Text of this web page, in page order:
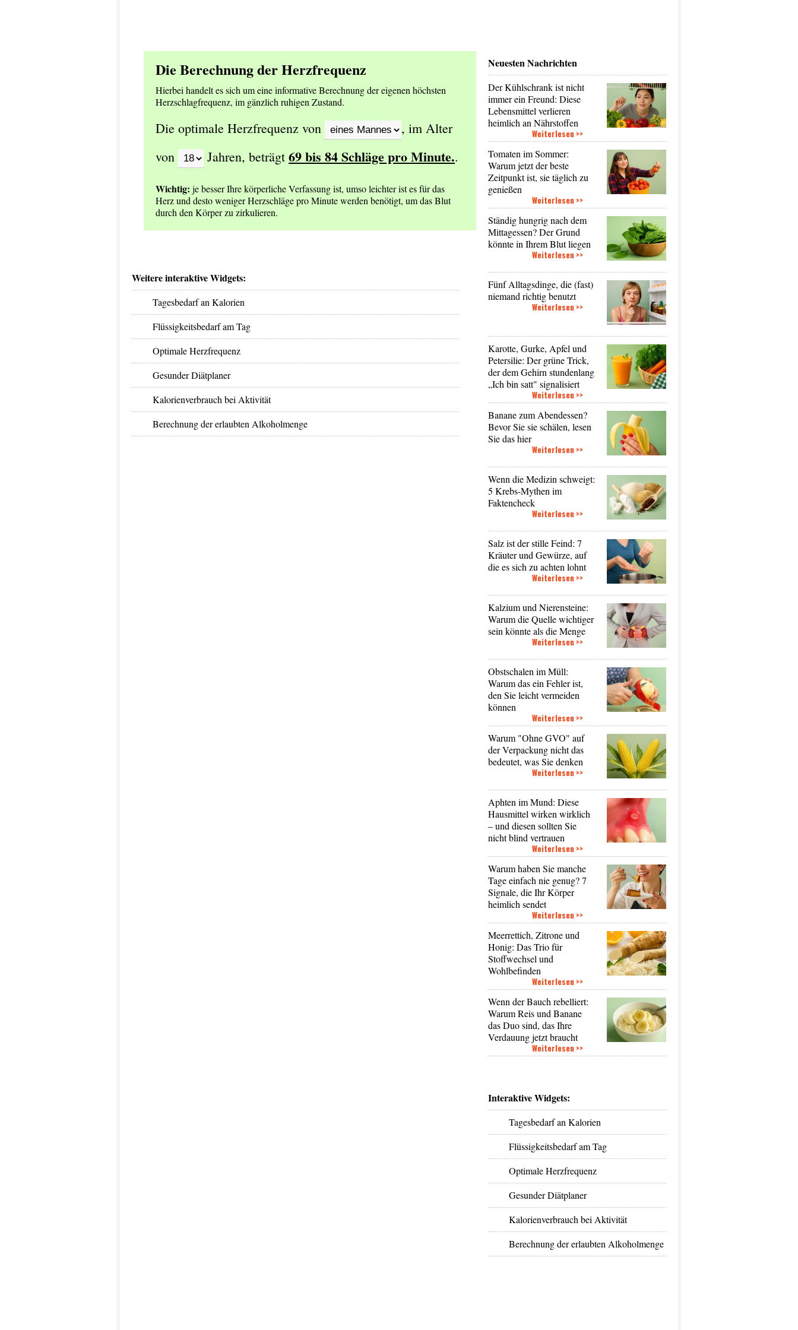
Neuesten Nachrichten
Der Kühlschrank ist nicht
immer ein Freund: Diese
Lebensmittel verlieren
heimlich an Nährstoffen
Weiterlesen >>
Tomaten im Sommer:
Warum jetzt der beste
Zeitpunkt ist, sie täglich zu
genießen
Weiterlesen >>
Ständig hungrig nach dem
Mittagessen? Der Grund
könnte in Ihrem Blut liegen
Weiterlesen >>
Fünf Alltagsdinge, die (fast)
niemand richtig benutzt
Weiterlesen >>
Karotte, Gurke, Apfel und
Petersilie: Der grüne Trick,
der dem Gehirn stundenlang
„Ich bin satt" signalisiert
Weiterlesen >>
Banane zum Abendessen?
Bevor Sie sie schälen, lesen
Sie das hier
Weiterlesen >>
Wenn die Medizin schweigt:
5 Krebs-Mythen im
Faktencheck
Weiterlesen >>
Salz ist der stille Feind: 7
Kräuter und Gewürze, auf
die es sich zu achten lohnt
Weiterlesen >>
Kalzium und Nierensteine:
Warum die Quelle wichtiger
sein könnte als die Menge
Weiterlesen >>
Obstschalen im Müll:
Warum das ein Fehler ist,
den Sie leicht vermeiden
können
Weiterlesen >>
Warum "Ohne GVO" auf
der Verpackung nicht das
bedeutet, was Sie denken
Weiterlesen >>
Aphten im Mund: Diese
Hausmittel wirken wirklich
– und diesen sollten Sie
nicht blind vertrauen
Weiterlesen >>
Warum haben Sie manche
Tage einfach nie genug? 7
Signale, die Ihr Körper
heimlich sendet
Weiterlesen >>
Meerrettich, Zitrone und
Honig: Das Trio für
Stoffwechsel und
Wohlbefinden
Weiterlesen >>
Wenn der Bauch rebelliert:
Warum Reis und Banane
das Duo sind, das Ihre
Verdauung jetzt braucht
Weiterlesen >>
Interaktive Widgets:
Tagesbedarf an Kalorien
Flüssigkeitsbedarf am Tag
Optimale Herzfrequenz
Gesunder Diätplaner
Kalorienverbrauch bei Aktivität
Berechnung der erlaubten Alkoholmenge
Die Berechnung der Herzfrequenz
Hierbei handelt es sich um eine informative Berechnung der eigenen höchsten
Herzschlagfrequenz, im gänzlich ruhigen Zustand.
Die optimale Herzfrequenz von
, im Alter
von
Jahren, beträgt 69 bis 84Schläge pro Minute..
Wichtig: je besser Ihre körperliche Verfassung ist, umso leichter ist es für das
Herz und desto weniger Herzschläge pro Minute werden benötigt, um das Blut
durch den Körper zu zirkulieren.
Weitere interaktive Widgets:
Tagesbedarf an Kalorien
Flüssigkeitsbedarf am Tag
Optimale Herzfrequenz
Gesunder Diätplaner
Kalorienverbrauch bei Aktivität
Berechnung der erlaubten Alkoholmenge